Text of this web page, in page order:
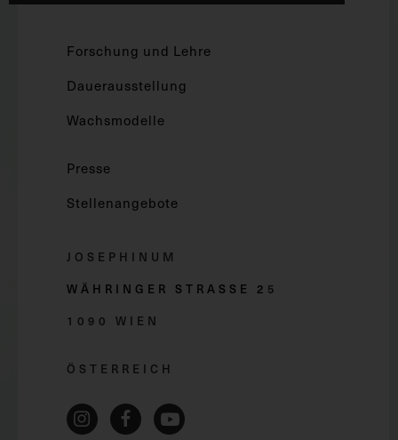
Forschung und Lehre
Dauerausstellung
Wachsmodelle
Presse
Stellenangebote
JOSEPHINUM
WÄHRINGER STRASSE 2 5
1090 WIEN
ÖSTERREICH